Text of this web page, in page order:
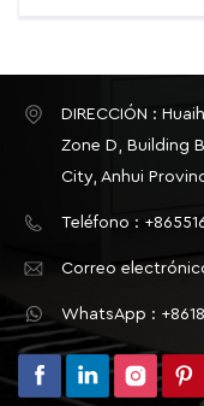
para calefacción por
radiante.
DIRECCIÓN :
Zone D, Building
City, Anhui
Teléfono :
Correo
WhatsApp :